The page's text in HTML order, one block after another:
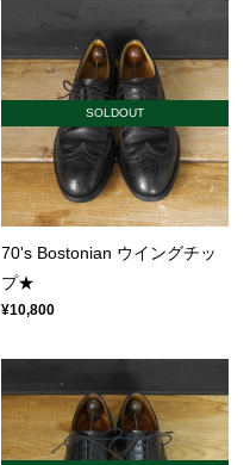
SOLDOUT
70's Bostonian ウイングチッ
プ★
¥10,800